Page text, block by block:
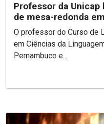
Professor da
de mesa-redonda
O professor do Curso de
em Ciências da
Pernambuco e...